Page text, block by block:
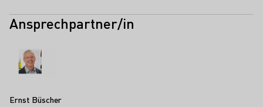
Ansprechpartner/in
Ernst Büscher